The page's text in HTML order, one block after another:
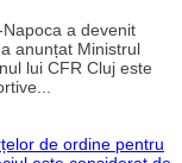
Napoca a devenit
anunțat Ministrul
lui CFR Cluj este